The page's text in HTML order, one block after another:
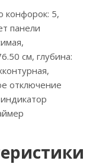
конфорок: 5,
панели
см, глубина:
отключение